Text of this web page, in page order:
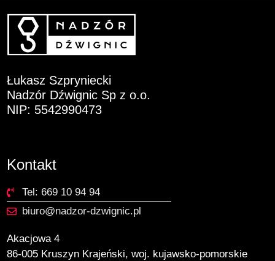
Łukasz Szpryniecki
Nadzór Dźwignic Sp z o.o.
NIP: 5542990473
Kontakt
Tel: 669 10 94 94
biuro@nadzor-dzwignic.pl
Akacjowa 4
86-005 Kruszyn Krajeński, woj. kujawsko-pomorskie